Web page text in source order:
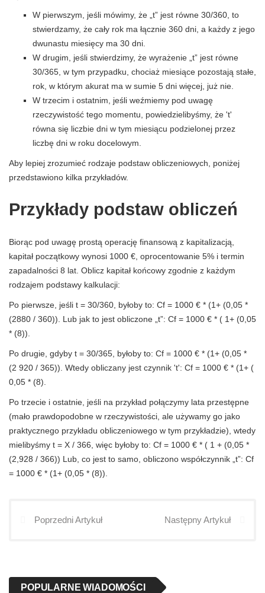
W pierwszym, jeśli mówimy, że „t” jest równe 30/360, to
stwierdzamy, że cały rok ma łącznie 360 ​​dni, a każdy z jego
dwunastu miesięcy ma 30 dni.
W drugim, jeśli stwierdzimy, że wyrażenie „t” jest równe
30/365, w tym przypadku, chociaż miesiące pozostają stałe,
rok, w którym akurat ma w sumie 5 dni więcej, już nie.
W trzecim i ostatnim, jeśli weźmiemy pod uwagę
rzeczywistość tego momentu, powiedzielibyśmy, że 't'
równa się liczbie dni w tym miesiącu podzielonej przez
liczbę dni w roku docelowym.
Aby lepiej zrozumieć rodzaje podstaw obliczeniowych, poniżej
przedstawiono kilka przykładów.
Przykłady podstaw obliczeń
Biorąc pod uwagę prostą operację finansową z kapitalizacją,
kapitał początkowy wynosi 1000 €, oprocentowanie 5% i termin
zapadalności 8 lat. Oblicz kapitał końcowy zgodnie z każdym
rodzajem podstawy kalkulacji:
Po pierwsze, jeśli t = 30/360, byłoby to: Cf = 1000 € * (1+ (0,05 *
(2880 / 360)). Lub jak to jest obliczone „t”: Cf = 1000 € * ( 1+ (0,05
* (8)).
Po drugie, gdyby t = 30/365, byłoby to: Cf = 1000 € * (1+ (0,05 *
(2 920 / 365)). Wtedy obliczany jest czynnik 't': Cf = 1000 € * (1+ (
0,05 * (8).
Po trzecie i ostatnie, jeśli na przykład połączymy lata przestępne
(mało prawdopodobne w rzeczywistości, ale używamy go jako
praktycznego przykładu obliczeniowego w tym przykładzie), wtedy
mielibyśmy t = X / 366, więc byłoby to: Cf = 1000 € * ( 1 + (0,05 *
(2,928 / 366)) Lub, co jest to samo, obliczono współczynnik „t”: Cf
= 1000 € * (1+ (0,05 * (8)).
Poprzedni Artykuł Następny Artykuł
POPULARNE WIADOMOŚCI